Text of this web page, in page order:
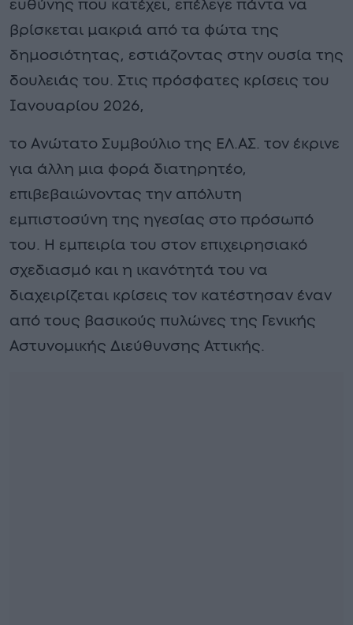
ευθύνης που κατέχει, επέλεγε πάντα να
βρίσκεται μακριά από τα φώτα της
δημοσιότητας, εστιάζοντας στην ουσία της
δουλειάς του. Στις πρόσφατες κρίσεις του
Ιανουαρίου 2026,
το Ανώτατο Συμβούλιο της ΕΛ.ΑΣ. τον έκρινε
για άλλη μια φορά διατηρητέο,
επιβεβαιώνοντας την απόλυτη
εμπιστοσύνη της ηγεσίας στο πρόσωπό
του. Η εμπειρία του στον επιχειρησιακό
σχεδιασμό και η ικανότητά του να
διαχειρίζεται κρίσεις τον κατέστησαν έναν
από τους βασικούς πυλώνες της Γενικής
Αστυνομικής Διεύθυνσης Αττικής.